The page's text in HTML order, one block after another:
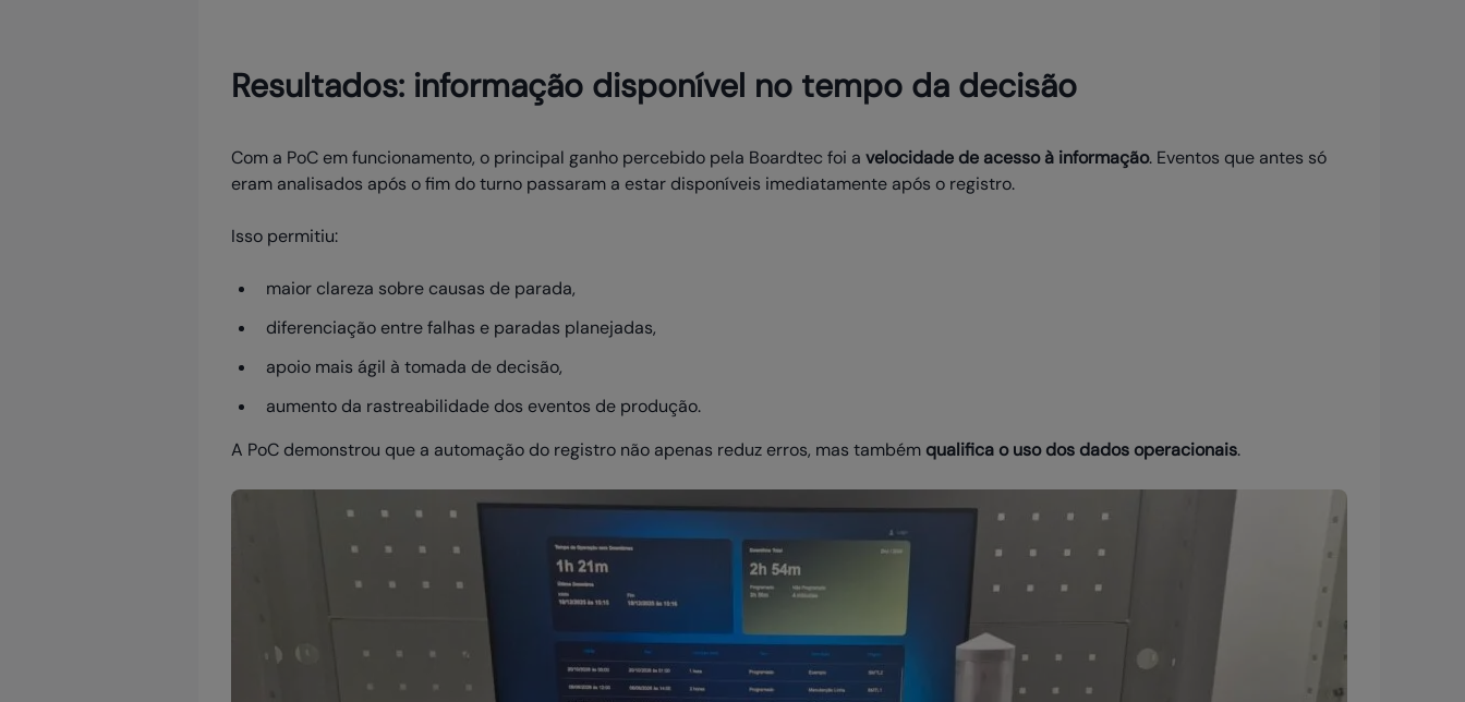
Resultados: informação disponível no tempo da decisão
Com a PoC em funcionamento, o principal ganho percebido pela Boardtec foi a velocidade de acesso à informação. Eventos que antes só
eram analisados após o fim do turno passaram a estar disponíveis imediatamente após o registro.
Isso permitiu:
maior clareza sobre causas de parada,
diferenciação entre falhas e paradas planejadas,
apoio mais ágil à tomada de decisão,
aumento da rastreabilidade dos eventos de produção.
A PoC demonstrou que a automação do registro não apenas reduz erros, mas também qualifica o uso dos dados operacionais.